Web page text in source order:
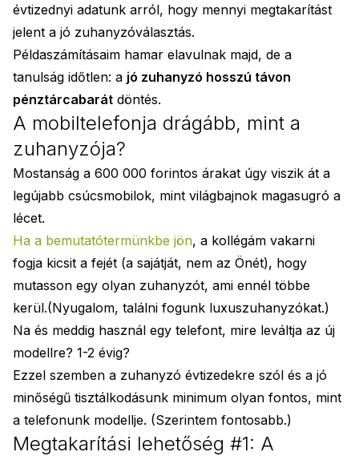
évtizednyi adatunk arról, hogy mennyi megtakarítást
jelent a jó zuhanyzóválasztás.
Példaszámításaim hamar elavulnak majd, de a
tanulság időtlen: a jó zuhanyzó hosszú távon
pénztárcabarát döntés.
A mobiltelefonja drágább, mint a
zuhanyzója?
Mostanság a 600 000 forintos árakat úgy viszik át a
legújabb csúcsmobilok, mint világbajnok magasugró a
lécet.
Ha a bemutatótermünkbe jön, a kollégám vakarni
fogja kicsit a fejét (a sajátját, nem az Önét), hogy
mutasson egy olyan zuhanyzót, ami ennél többe
kerül.(Nyugalom, találni fogunk luxuszuhanyzókat.)
Na és meddig használ egy telefont, mire leváltja az új
modellre? 1-2 évig?
Ezzel szemben a zuhanyzó évtizedekre szól és a jó
minőségű tisztálkodásunk minimum olyan fontos, mint
a telefonunk modellje. (Szerintem fontosabb.)
Megtakarítási lehetőség #1: A